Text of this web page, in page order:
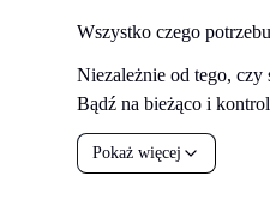
Wszystko czego
Niezależnie od tego, czy
Bądź na bieżąco i
Pokaż więcej